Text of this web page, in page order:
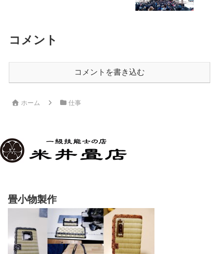
コメント
コメントを書き込む
ホーム 仕事
畳小物製作